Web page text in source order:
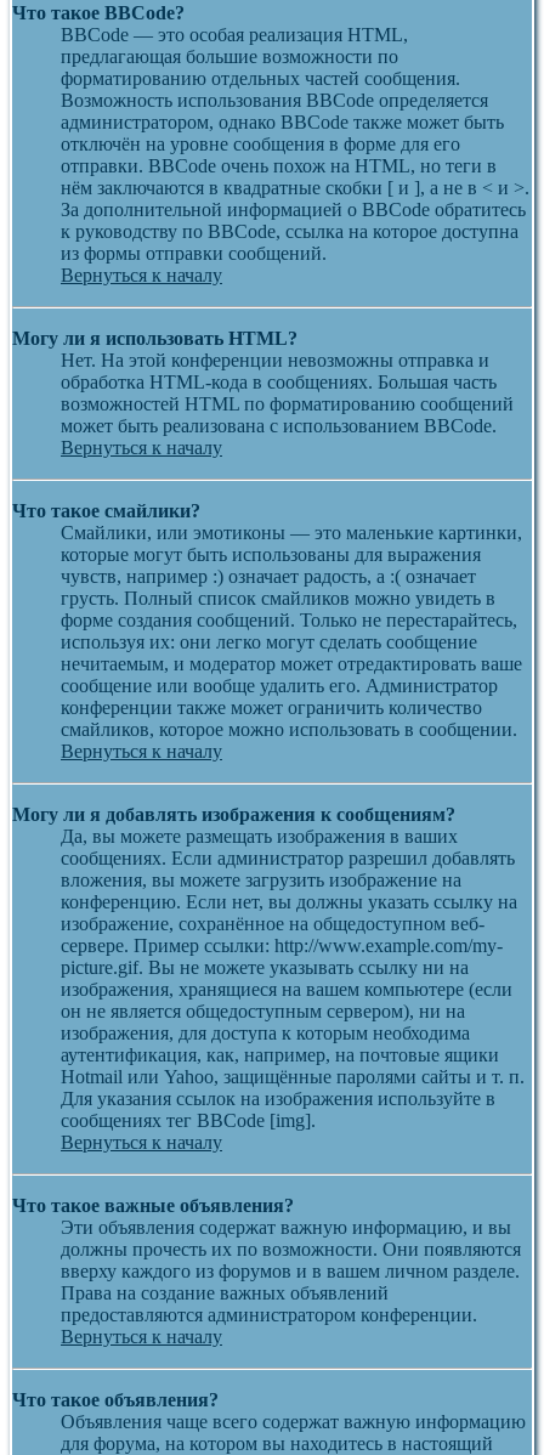
Что такое BBCode?
BBCode — это особая реализация HTML,
предлагающая большие возможности по
форматированию отдельных частей сообщения.
Возможность использования BBCode определяется
администратором, однако BBCode также может быть
отключён на уровне сообщения в форме для его
отправки. BBCode очень похож на HTML, но теги в
нём заключаются в квадратные скобки [ и ], а не в < и >.
За дополнительной информацией о BBCode обратитесь
к руководству по BBCode, ссылка на которое доступна
из формы отправки сообщений.
Вернуться к началу
Могу ли я использовать HTML?
Нет. На этой конференции невозможны отправка и
обработка HTML-кода в сообщениях. Большая часть
возможностей HTML по форматированию сообщений
может быть реализована с использованием BBCode.
Вернуться к началу
Что такое смайлики?
Смайлики, или эмотиконы — это маленькие картинки,
которые могут быть использованы для выражения
чувств, например :) означает радость, а :( означает
грусть. Полный список смайликов можно увидеть в
форме создания сообщений. Только не перестарайтесь,
используя их: они легко могут сделать сообщение
нечитаемым, и модератор может отредактировать ваше
сообщение или вообще удалить его. Администратор
конференции также может ограничить количество
смайликов, которое можно использовать в сообщении.
Вернуться к началу
Могу ли я добавлять изображения к сообщениям?
Да, вы можете размещать изображения в ваших
сообщениях. Если администратор разрешил добавлять
вложения, вы можете загрузить изображение на
конференцию. Если нет, вы должны указать ссылку на
изображение, сохранённое на общедоступном веб-
сервере. Пример ссылки: http://www.example.com/my-
picture.gif. Вы не можете указывать ссылку ни на
изображения, хранящиеся на вашем компьютере (если
он не является общедоступным сервером), ни на
изображения, для доступа к которым необходима
аутентификация, как, например, на почтовые ящики
Hotmail или Yahoo, защищённые паролями сайты и т. п.
Для указания ссылок на изображения используйте в
сообщениях тег BBCode [img].
Вернуться к началу
Что такое важные объявления?
Эти объявления содержат важную информацию, и вы
должны прочесть их по возможности. Они появляются
вверху каждого из форумов и в вашем личном разделе.
Права на создание важных объявлений
предоставляются администратором конференции.
Вернуться к началу
Что такое объявления?
Объявления чаще всего содержат важную информацию
для форума, на котором вы находитесь в настоящий